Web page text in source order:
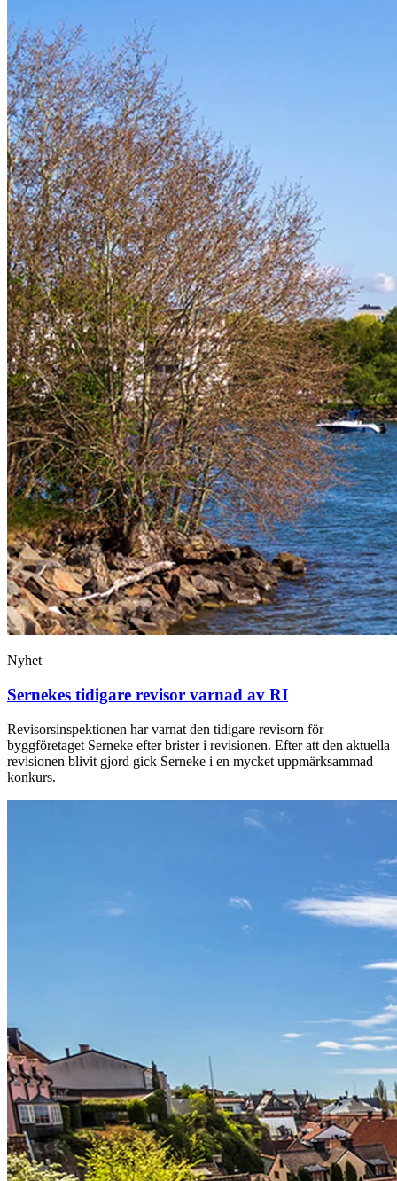
Nyhet
Sernekes tidigare revisor varnad av RI
Revisorsinspektionen har varnat den tidigare revisorn för
byggföretaget Serneke efter brister i revisionen. Efter att den aktuella
revisionen blivit gjord gick Serneke i en mycket uppmärksammad
konkurs.